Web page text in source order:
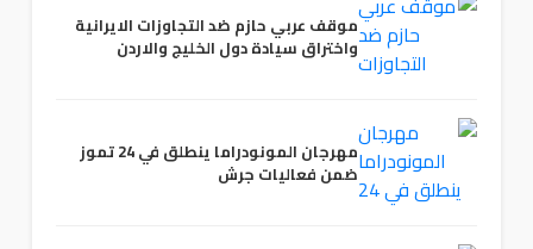
موقف عربي حازم ضد التجاوزات الايرانية
واختراق سيادة دول الخليج والاردن
مهرجان المونودراما ينطلق في 24 تموز
ضمن فعاليات جرش